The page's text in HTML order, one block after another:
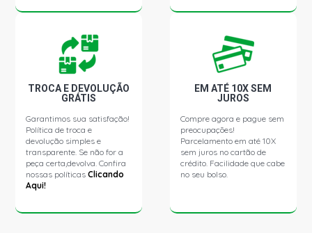
14150 STD CAMINHAO 6.4 12V MWM 6.10 SERIE 10 TCA
14150 STD ONIBUS 5.9 12V MWM D229/6 L6 DIESEL
(1991 - 1999)
- 2002)
7100 STD CAMINHAO 4.3 8V MWM 4.10 SERIE 10 TCA
DIESEL (1994 - 2002)
8100 STD CAMINHAO 4.3 8V MWM 4.10 NA DIESEL (1997
TROCA E DEVOLUÇÃO
GRÁTIS
Garantimos sua satisfação!
Política de troca e
devolução simples e
transparente. Se não for a
peça certa,devolva. Confira
nossas políticasClicando
Aqui!
EM ATÉ 10X SEM
JUROS
Compre agora e pague sem
preocupações!
Parcelamento em até 10X
sem juros no cartão de
crédito. Facilidade que cabe
no seu bolso.